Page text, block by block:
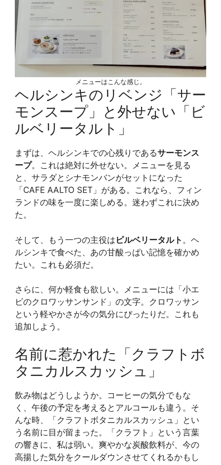
メニューはこんな感じ。
ヘルシンキのリベンジ「サー
モンスープ」と外せない「ビ
ルベリータルト」
まずは、ヘルシンキでの心残りであるサーモンス
ープ。これは絶対に外せない。メニューを見る
と、サラダとシナモンバンがセットになった
「CAFE AALTO SET」がある。これなら、フィン
ランドの味を一度に楽しめる。迷わずこれに決め
た。
そして、もう一つの主役は ビルベリータルト 。ヘ
ルシンキで食べた、あの甘酸っぱい記憶を確かめ
たい。これも必須だ。
さらに、何か軽食も欲しい。メニューには「小エ
ビのクロワッサンサンド」の文字。クロワッサン
という軽やかさが今の気分にぴったりだ。これも
追加しよう。
名前に惹かれた「クラフトボ
タニカルスカッシュ」
飲み物はどうしようか。コーヒーの気分でもな
く、午後の予定を考えるとアルコールも違う。そ
んな時、「クラフトボタニカルスカッシュ」とい
う名前に目が留まった。「クラフト」という言葉
の響きに、私は弱い。爽やかな炭酸飲料が、今の
高揚した気分をクールダウンさせてくれるかもし